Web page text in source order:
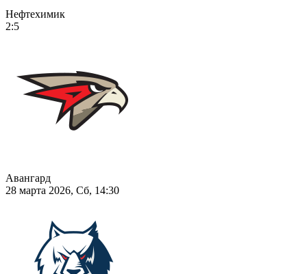
Нефтехимик
2:5
Авангард
28 марта 2026, Сб, 14:30